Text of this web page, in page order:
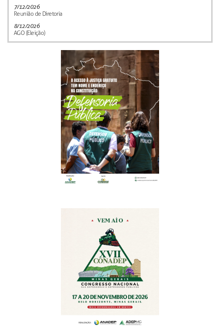
7/12/2026
Reunião de Diretoria
8/12/2026
AGO (Eleição)